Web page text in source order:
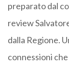
preparato dal
review
dalla Regione.
connessioni